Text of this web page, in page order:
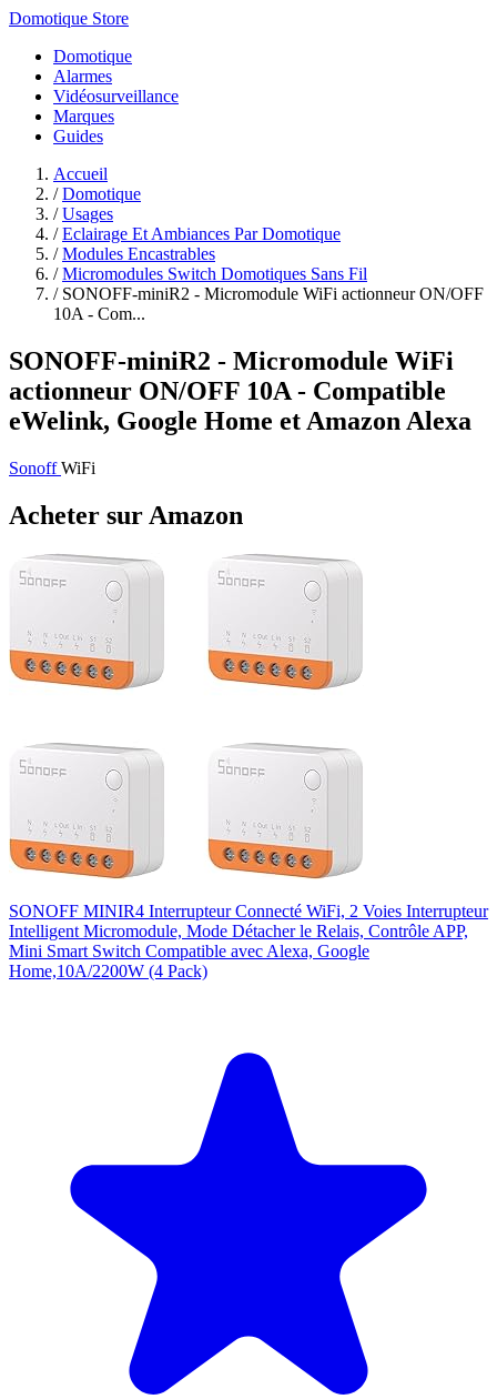
Domotique Store
Domotique
Alarmes
Vidéosurveillance
Marques
Guides
Accueil
/ Domotique
/ Usages
/ Eclairage Et Ambiances Par Domotique
/ Modules Encastrables
/ Micromodules Switch Domotiques Sans Fil
/ SONOFF-miniR2 - Micromodule WiFi actionneur ON/OFF
10A - Com...
SONOFF-miniR2 - Micromodule WiFi
actionneur ON/OFF 10A - Compatible
eWelink, Google Home et Amazon Alexa
SonoffWiFi
Acheter sur Amazon
SONOFF MINIR4 Interrupteur Connecté WiFi, 2 Voies Interrupteur
Intelligent Micromodule, Mode Détacher le Relais, Contrôle APP,
Mini Smart Switch Compatible avec Alexa, Google
Home,10A/2200W (4 Pack)